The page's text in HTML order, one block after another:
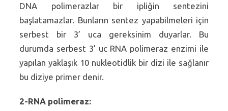
DNA polimerazlar bir ipliğin sentezini
başlatamazlar. Bunların sentez yapabilmeleri için
serbest bir 3’ uca gereksinim duyarlar. Bu
durumda serbest 3’ uc RNA polimeraz enzimi ile
yapılan yaklaşık 10 nukleotidlik bir dizi ile sağlanır
bu diziye primer denir.
2-RNA polimeraz: